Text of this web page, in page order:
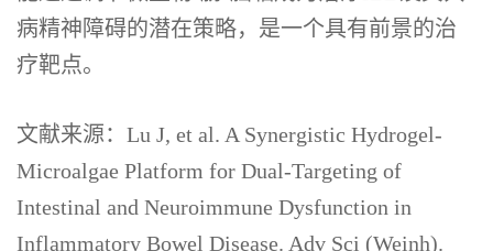
病精神障碍的潜在策略，是一个具有前景的治
疗靶点。
文献来源：Lu J, et al. A Synergistic Hydrogel-
Microalgae Platform for Dual-Targeting of
Intestinal and Neuroimmune Dysfunction in
Inflammatory Bowel Disease. Adv Sci (Weinh).